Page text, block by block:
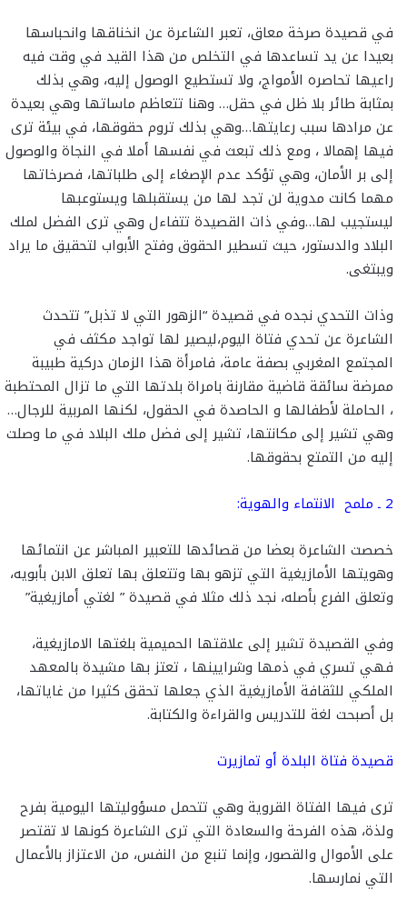
في قصيدة صرخة معاق، تعبر الشاعرة عن انخناقها وانحباسها
بعيدا عن يد تساعدها في التخلص من هذا القيد في وقت فيه
راعيها تحاصره الأمواج، ولا تستطيع الوصول إليه، وهي بذلك
بمثابة طائر بلا ظل في حقل… وهنا تتعاظم ماساتها وهي بعيدة
عن مرادها سبب رعايتها…وهي بذلك تروم حقوقها، في بيئة ترى
فيها إهمالا ، ومع ذلك تبعث في نفسها أملا في النجاة والوصول
إلى بر الأمان، وهي تؤكد عدم الإصغاء إلى طلباتها، فصرخاتها
مهما كانت مدوية لن تجد لها من يستقبلها ويستوعبها
ليستجيب لها…وفي ذات القصيدة تتفاءل وهي ترى الفضل لملك
البلاد والدستور، حيث تسطير الحقوق وفتح الأبواب لتحقيق ما يراد
ويبتغى.
وذات التحدي نجده في قصيدة “الزهور التي لا تذبل” تتحدث
الشاعرة عن تحدي فتاة اليوم،ليصير لها تواجد مكثف في
المجتمع المغربي بصفة عامة، فامرأة هذا الزمان دركية طبيبة
ممرضة سائقة قاضية مقارنة بامراة بلدتها التي ما تزال المحتطبة
، الحاملة لأطفالها و الحاصدة في الحقول، لكنها المربية للرجال…
وهي تشير إلى مكانتها، تشير إلى فضل ملك البلاد في ما وصلت
إليه من التمتع بحقوقها.
2 ـ ملمح الانتماء والهوية:
خصصت الشاعرة بعضا من قصائدها للتعبير المباشر عن انتمائها
وهويتها الأمازيغية التي تزهو بها وتتعلق بها تعلق الابن بأبويه،
وتعلق الفرع بأصله، نجد ذلك مثلا في قصيدة ” لغتي أمازيغية”
وفي القصيدة تشير إلى علاقتها الحميمية بلغتها الامازيغية،
فهي تسري في ذمها وشرايينها ، تعتز بها مشيدة بالمعهد
الملكي للثقافة الأمازيغية الذي جعلها تحقق كثيرا من غاياتها،
بل أصبحت لغة للتدريس والقراءة والكتابة.
قصيدة فتاة البلدة أو تمازيرت
ترى فيها الفتاة القروية وهي تتحمل مسؤوليتها اليومية بفرح
ولذة، هذه الفرحة والسعادة التي ترى الشاعرة كونها لا تقتصر
على الأموال والقصور، وإنما تنبع من النفس، من الاعتزاز بالأعمال
التي نمارسها.